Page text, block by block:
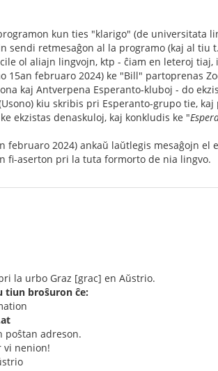
kun ties "klarigo" (de universitata
sendi retmesaĝon al la programo (kaj al
ol aliajn lingvojn, ktp - ĉiam en leteroj
15an februaro 2024) ke "Bill" partoprenas
kaj Antverpena Esperanto-kluboj - do
kiu skribis pri Esperanto-grupo tie,
ekzistas denaskuloj, kaj konkludis ke "
februaro 2024) ankaŭ laŭtlegis mesaĝojn
fi-aserton pri la tuta formorto de nia lingvo.
la urbo Graz [grac] en Aŭstrio.
tiun broŝuron ĉe:
poŝtan adreson.
vi nenion!